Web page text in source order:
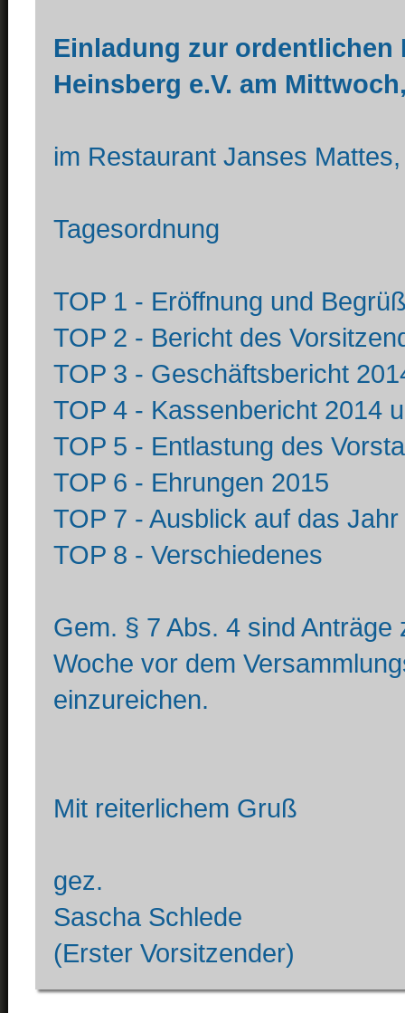
Einladung zur ordentlichen
Heinsberg e.V. am
im Restaurant Janses
Tagesordnung
TOP 1 - Eröffnung und
TOP 2 - Bericht des
TOP 3 - Geschäftsbericht
TOP 4 - Kassenbericht 2014
TOP 5 - Entlastung des
TOP 6 - Ehrungen 2015
TOP 7 - Ausblick auf das Jahr
TOP 8 - Verschiedenes
Gem. § 7 Abs. 4 sind
Woche vor dem
einzureichen.
Mit reiterlichem Gruß
gez.
Sascha Schlede
(Erster Vorsitzender)